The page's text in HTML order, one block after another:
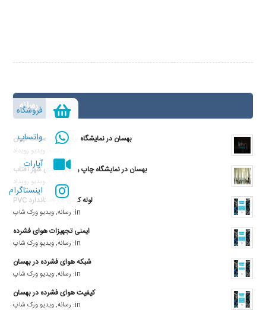
رسانه
بهسان در نمایشگاه بین المللی صنعت تهران
ویدیو رویداد
بهسان در نمایشگاه چاپ و بسته بندی شهر آفتاب
in: رسانه ویدیو رویداد
لوله کشی غیر استاندارد PVC
in: رسانه,ویدیو ورک شاپ
ایمنی تجهیزات هوای فشرده
in: رسانه,ویدیو ورک شاپ
شبکه هوای فشرده در بهسان
in: رسانه,ویدیو ورک شاپ
کیفیت هوای فشرده در بهسان
in: رسانه,ویدیو ورک شاپ
فروشگاه
واتساپ
آپارات
اینستاگرام